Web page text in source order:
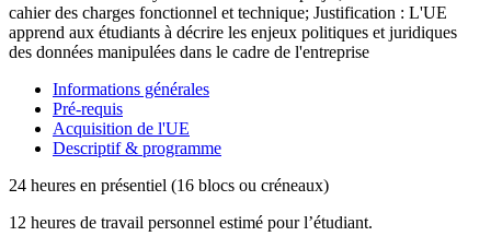
cahier des charges fonctionnel et technique; Justification : L'UE
apprend aux étudiants à décrire les enjeux politiques et juridiques
des données manipulées dans le cadre de l'entreprise
Informations générales
Pré-requis
Acquisition de l'UE
Descriptif & programme
24 heures en présentiel (16 blocs ou créneaux)
12 heures de travail personnel estimé pour l’étudiant.